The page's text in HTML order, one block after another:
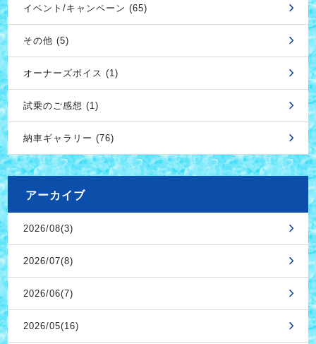
イベント/キャンペーン (65)
その他 (5)
オーナーズボイス (1)
試乗のご感想 (1)
納車ギャラリー (76)
アーカイブ
2026/08(3)
2026/07(8)
2026/06(7)
2026/05(16)